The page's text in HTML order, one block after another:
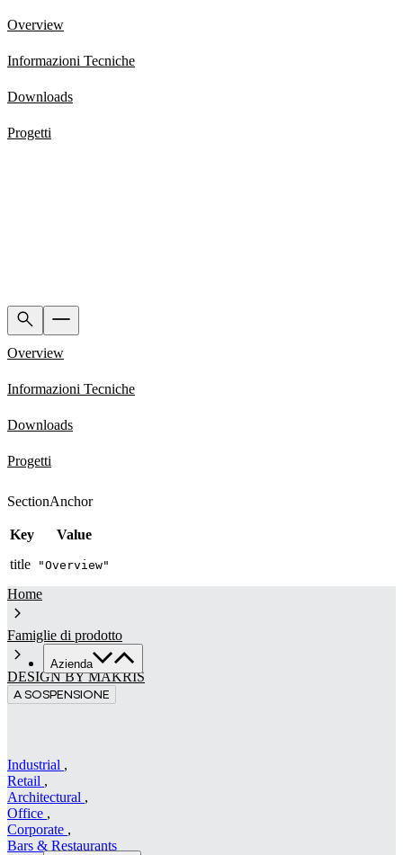
Azienda
Chi siamo
Contatti
Overview
Informazioni Tecniche
Downloads
Progetti
Overview
Informazioni Tecniche
Downloads
Progetti
SectionAnchor
Key
Value
title
"Overview"
Home
Famiglie di prodotto
DESIGN BY MAKRIS
A SOSPENSIONE
Industrial ,
Retail ,
Architectural ,
Office ,
Corporate ,
Bars & Restaurants